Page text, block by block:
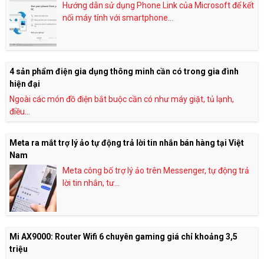
Hướng dẫn sử dụng Phone Link của Microsoft để kết
nối máy tính với smartphone...
4 sản phẩm điện gia dụng thông minh cần có trong gia đình
hiện đại
Ngoài các món đồ điện bắt buộc cần có như máy giặt, tủ lạnh,
điều...
Meta ra mắt trợ lý ảo tự động trả lời tin nhắn bán hàng tại Việt
Nam
Meta công bố trợ lý ảo trên Messenger, tự động trả
lời tin nhắn, tư...
Mi AX9000: Router Wifi 6 chuyên gaming giá chỉ khoảng 3,5
triệu